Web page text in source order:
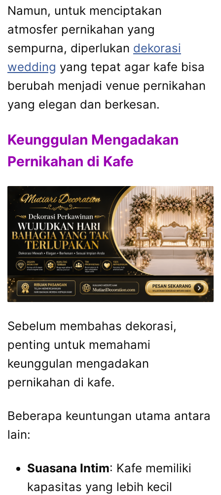
Namun, untuk menciptakan
atmosfer pernikahan yang
sempurna, diperlukan dekorasi
wedding yang tepat agar kafe bisa
berubah menjadi venue pernikahan
yang elegan dan berkesan.
Keunggulan Mengadakan
Pernikahan di Kafe
Sebelum membahas dekorasi,
penting untuk memahami
keunggulan mengadakan
pernikahan di kafe.
Beberapa keuntungan utama antara
lain:
Suasana Intim: Kafe memiliki
kapasitas yang lebih kecil